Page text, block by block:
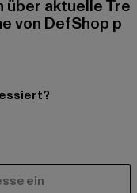
aktuelle Tre
von DefShop p